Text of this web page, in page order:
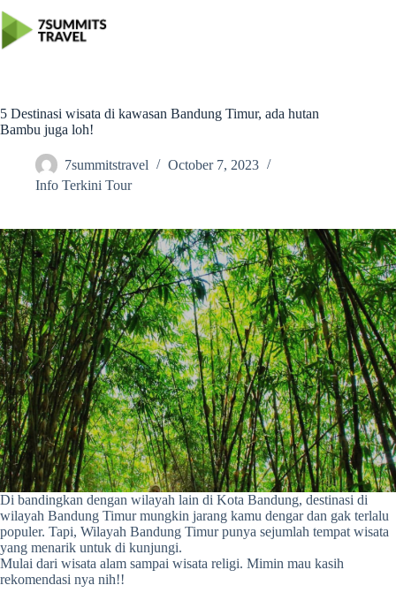
to
content
5 Destinasi wisata di kawasan Bandung Timur, ada hutan
Bambu juga loh!
7summitstravel
October 7, 2023
Info Terkini Tour
Di bandingkan dengan wilayah lain di Kota Bandung, destinasi di
wilayah Bandung Timur mungkin jarang kamu dengar dan gak terlalu
populer. Tapi, Wilayah Bandung Timur punya sejumlah tempat wisata
yang menarik untuk di kunjungi.
Mulai dari wisata alam sampai wisata religi. Mimin mau kasih
rekomendasi nya nih!!